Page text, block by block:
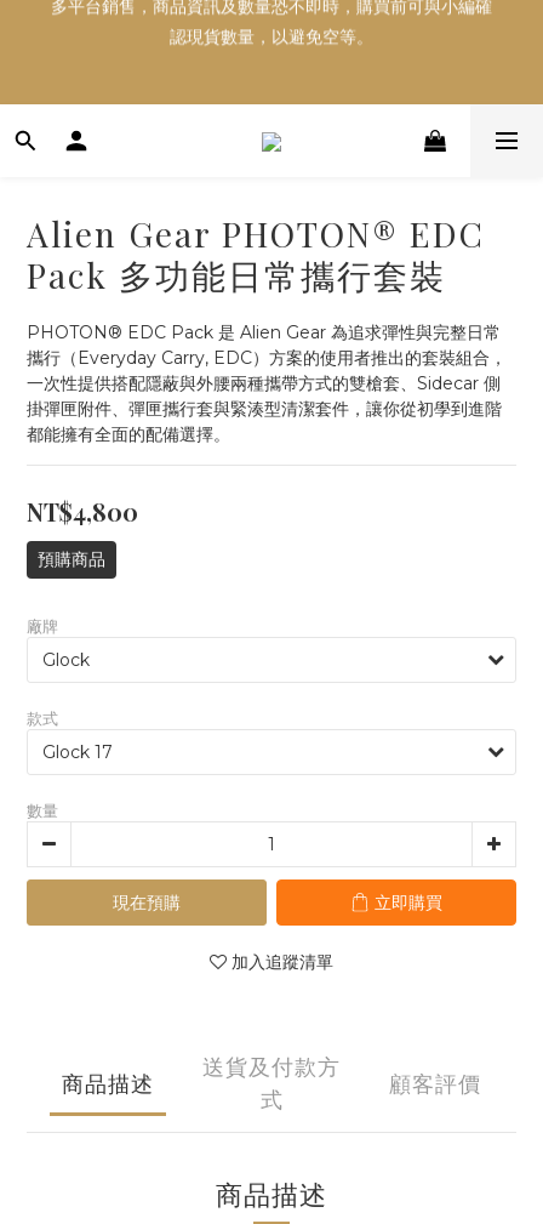
多平台銷售，商品資訊及數量恐不即時，購買前可與小編確
認現貨數量，以避免空等。
好東西跟好朋友分享～推薦好友一同享100元購物金！！！
認現貨數量，以避免空等。
Alien Gear PHOTON® EDC
Pack 多功能日常攜行套裝
PHOTON® EDC Pack 是 Alien Gear 為追求彈性與完整日常
攜行（Everyday Carry, EDC）方案的使用者推出的套裝組合，
一次性提供搭配隱蔽與外腰兩種攜帶方式的雙槍套、Sidecar 側
掛彈匣附件、彈匣攜行套與緊湊型清潔套件，讓你從初學到進階
都能擁有全面的配備選擇。
NT$4,800
預購商品
廠牌
款式
數量
現在預購 立即購買
加入追蹤清單
商品描述
送貨及付款方
式
顧客評價
商品描述